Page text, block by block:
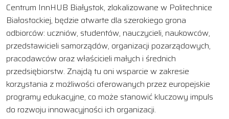
Centrum InnHUB Białystok, zlokalizowane w Politechnice
Białostockiej, będzie otwarte dla szerokiego grona
odbiorców: uczniów, studentów, nauczycieli, naukowców,
przedstawicieli samorządów, organizacji pozarządowych,
pracodawców oraz właścicieli małych i średnich
przedsiębiorstw. Znajdą tu oni wsparcie w zakresie
korzystania z możliwości oferowanych przez europejskie
programy edukacyjne, co może stanowić kluczowy impuls
do rozwoju innowacyjności ich organizacji.